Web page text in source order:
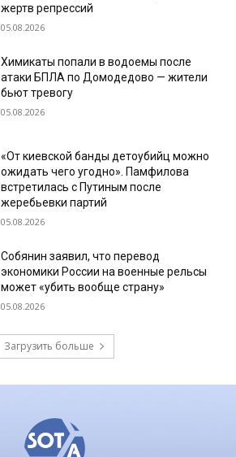
жертв репрессий
05.08.2026
Химикаты попали в водоемы после
атаки БПЛА по Домодедово — жители
бьют тревогу
05.08.2026
«От киевской банды детоубийц можно
ожидать чего угодно». Памфилова
встретилась с Путиным после
жеребьевки партий
05.08.2026
Собянин заявил, что перевод
экономики России на военные рельсы
может «убить вообще страну»
05.08.2026
Загрузить больше